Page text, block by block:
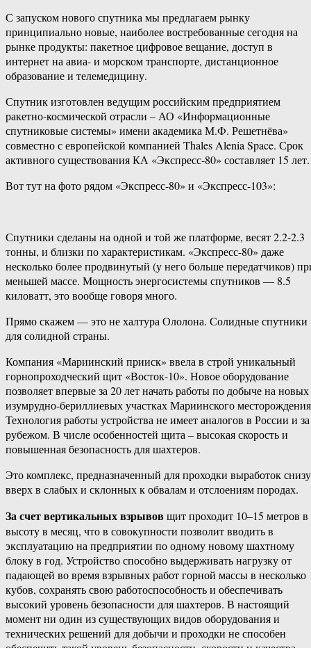
С запуском нового спутника мы предлагаем рынку
принципиально новые, наиболее востребованные сегодня на
рынке продукты: пакетное цифровое вещание, доступ в
интернет на авиа- и морском транспорте, дистанционное
образование и телемедицину.
Спутник изготовлен ведущим российским предприятием
ракетно-космической отрасли – АО «Информационные
спутниковые системы» имени академика М.Ф. Решетнёва»
совместно с европейской компанией Thales Alenia Space. Срок
активного существования КА «Экспресс-80» составляет 15 лет.
Вот тут на фото рядом «Экспресс-80» и «Экспресс-103»:
Спутники сделаны на одной и той же платформе, весят 2.2-2.3
тонны, и близки по характеристикам. «Экспресс-80» даже
несколько более продвинутый (у него больше передатчиков)
меньшей массе. Мощность энергосистемы спутников — 8.5
киловатт, это вообще говоря много.
Прямо скажем — это не халтура Ололона. Солидные спутники
для солидной страны.
Компания «Мариинский прииск» ввела в строй уникальный
горнопроходческий щит «Восток-10». Новое оборудование
позволяет впервые за 20 лет начать работы по добыче на новых
изумрудно-бериллиевых участках Мариинского
Технология работы устройства не имеет аналогов в России и за
рубежом. В числе особенностей щита – высокая скорость и
повышенная безопасность для шахтеров.
Это комплекс, предназначенный для проходки выработок
вверх в слабых и склонных к обвалам и отслоениям породах.
За счет вертикальных взрывов щит проходит 10–15 метров в
высоту в месяц, что в совокупности позволит вводить в
эксплуатацию на предприятии по одному новому шахтному
блоку в год. Устройство способно выдерживать нагрузку от
падающей во время взрывных работ горной массы в несколько
кубов, сохранять свою работоспособность и обеспечивать
высокий уровень безопасности для шахтеров. В настоящий
момент ни один из существующих видов оборудования и
технических решений для добычи и проходки не способен